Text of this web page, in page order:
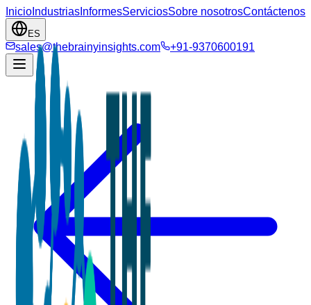
Inicio Industrias InformesServiciosSobre nosotrosContáctenos
ES
sales@thebrainyinsights.com +91-9370600191